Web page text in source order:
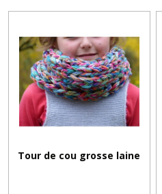
Tour de cou grosse laine